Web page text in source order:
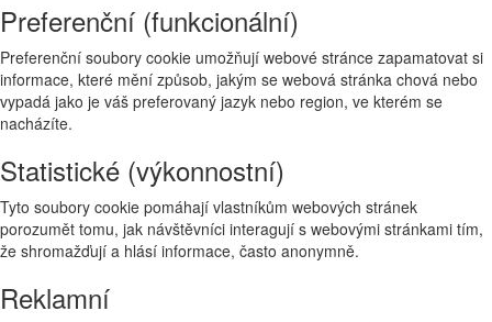
Preferenční (funkcionální)
Preferenční soubory cookie umožňují webové stránce zapamatovat si
informace, které mění způsob, jakým se webová stránka chová nebo
vypadá jako je váš preferovaný jazyk nebo region, ve kterém se
nacházíte.
Statistické (výkonnostní)
Tyto soubory cookie pomáhají vlastníkům webových stránek
porozumět tomu, jak návštěvníci interagují s webovými stránkami tím,
že shromažďují a hlásí informace, často anonymně.
Reklamní